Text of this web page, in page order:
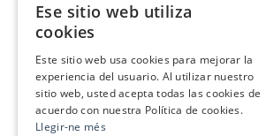
Ese sitio web utiliza
cookies
Este sitio web usa cookies para mejorar la
experiencia del usuario. Al utilizar nuestro
sitio web, usted acepta todas las cookies de
acuerdo con nuestra Política de cookies.
Llegir-ne més